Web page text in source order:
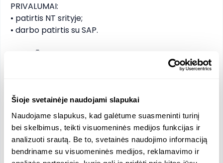
Šioje svetainėje naudojami slapukai
Naudojame slapukus, kad galėtume suasmeninti turinį
bei skelbimus, teikti visuomeninės medijos funkcijas ir
analizuoti srautą. Be to, svetainės naudojimo informaciją
bendriname su visuomeninės medijos, reklamavimo ir
PRIVALUMAI:
• patirtis NT srityje;
• darbo patirtis su SAP.
TAU SIŪLOME:
• konkurencingą atlyginimą nuo 3500 - 5500
turimos patirties ir kompetencijų);
• pažangią verslo aplinką ir dinamišką darbą nuolat
augančioje nekilnojamo turto vystymo įmonėje;
• tobulėjimo ir profesinio augimo perspektyvas
vienoje didžiausių įmonių grupių Lietuvoje;